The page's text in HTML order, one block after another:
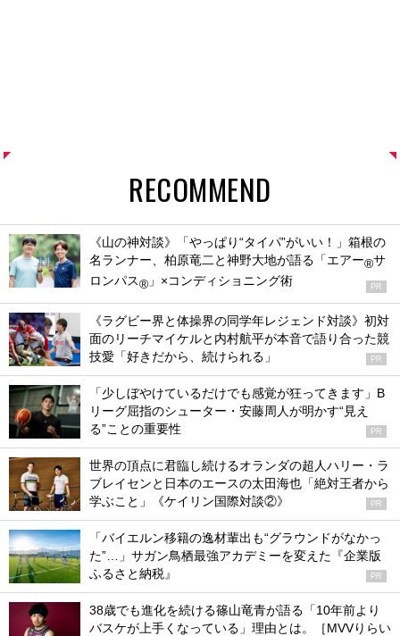
RECOMMEND
《山の神対談》「やっぱり“タイパ”がいい！」箱根の
名ランナー、柏原竜二と神野大地が語る「エアー®サ
ロンパス® 」×コンディショニング術 PR
《ラグビー界と体操界の同学年レジェンド対談》初対
面のリーチマイケルと内村航平が本音で語り合った競
技愛「好きだから、続けられる」
PR
「少しぼやけているだけでも感覚が狂ってきます」B
リーグ屈指のシューター・安藤周人が明かす“見え
る”ことの重要性
PR
世界の頂点に君臨し続けるオランダの超人ハリー・ラ
ブレイセンと日本のエースの太田海也「絶対王者から
学ぶこと」《ケイリン国際対談②》
PR
「バイエルン移籍の逸材輩出も“グラウンドがなかっ
た”…」サガン鳥栖最強アカデミーを変えた『企業版
ふるさと納税』
PR
38歳でも進化を続ける篠山竜青が語る「10年前より
バスケが上手くなっている」理由とは。［MVVりらい